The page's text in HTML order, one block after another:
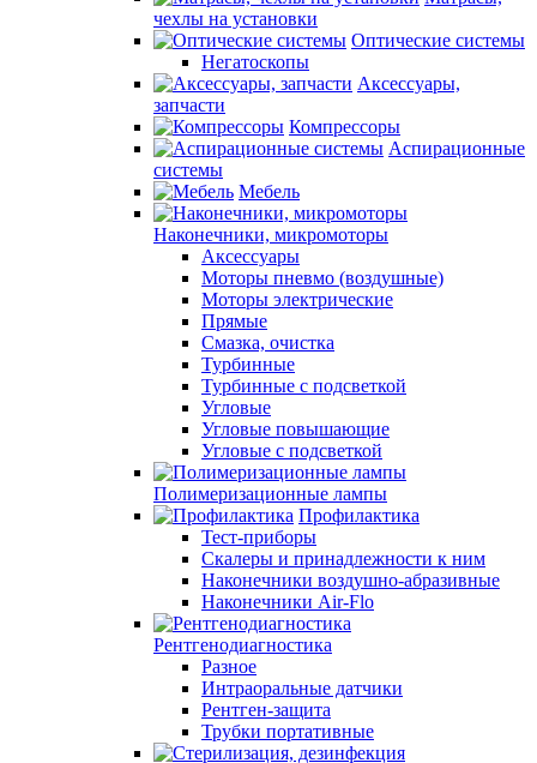
чехлы на установки
Оптические системы
Негатоскопы
Аксессуары,
запчасти
Компрессоры
Аспирационные
системы
Мебель
Наконечники, микромоторы
Аксессуары
Моторы пневмо (воздушные)
Моторы электрические
Прямые
Смазка, очистка
Турбинные
Турбинные с подсветкой
Угловые
Угловые повышающие
Угловые с подсветкой
Полимеризационные лампы
Профилактика
Тест-приборы
Скалеры и принадлежности к ним
Наконечники воздушно-абразивные
Наконечники Air-Flo
Рентгенодиагностика
Разное
Интраоральные датчики
Рентген-защита
Трубки портативные